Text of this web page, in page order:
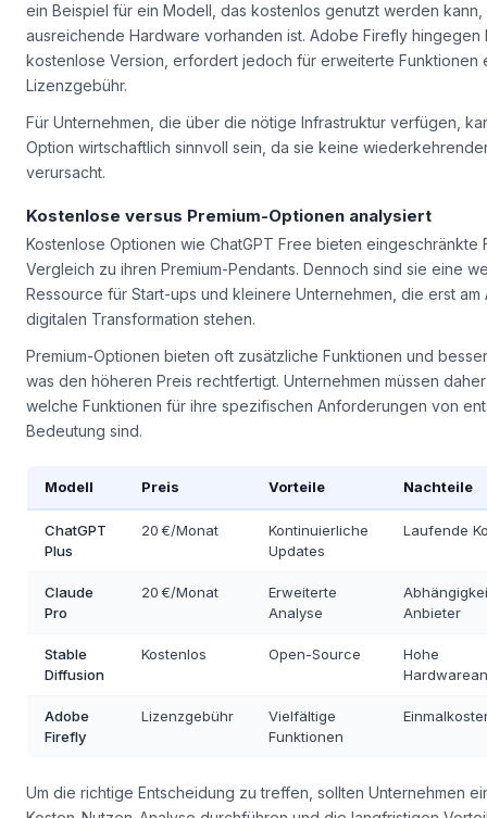
ein Beispiel für ein Modell, das kostenlos genutzt werden
ausreichende Hardware vorhanden ist. Adobe Firefly hingegen
kostenlose Version, erfordert jedoch für erweiterte Funktionen
Lizenzgebühr.
Für Unternehmen, die über die nötige Infrastruktur verfügen,
Option wirtschaftlich sinnvoll sein, da sie keine
verursacht.
Kostenlose versus Premium-Optionen analysiert
Kostenlose Optionen wie ChatGPT Free bieten eingeschränkte
Vergleich zu ihren Premium-Pendants. Dennoch sind sie eine
Ressource für Start-ups und kleinere Unternehmen, die erst am
digitalen Transformation stehen.
Premium-Optionen bieten oft zusätzliche Funktionen und
was den höheren Preis rechtfertigt. Unternehmen müssen
welche Funktionen für ihre spezifischen Anforderungen von
Bedeutung sind.
Modell Preis Vorteile Nachteile
ChatGPT
Plus
20 €/Monat
Kontinuierliche
Updates
Laufende
Claude
Pro
20 €/Monat
Erweiterte
Analyse
Anbieter
Stable
Diffusion
Kostenlos Open-Source
Hohe
Adobe
Firefly
Lizenzgebühr
Vielfältige
Funktionen
Um die richtige Entscheidung zu treffen, sollten Unternehmen